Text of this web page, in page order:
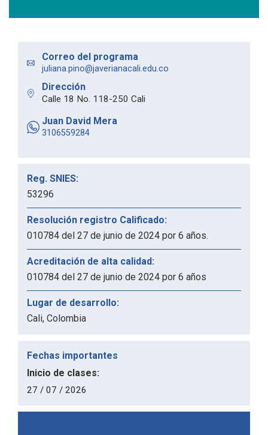
Correo del programa
juliana.pino@javerianacali.edu.co
Dirección
Calle 18 No. 118-250 Cali
Juan David Mera
3106559284
Reg. SNIES:
53296
Resolución registro Calificado:
010784 del 27 de junio de 2024 por 6 años.
Acreditación de alta calidad:
010784 del 27 de junio de 2024 por 6 años
Lugar de desarrollo:
Cali, Colombia
Fechas importantes
Inicio de clases:
27 / 07 / 2026